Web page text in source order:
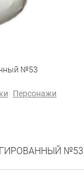
№53
Персонажи
№53